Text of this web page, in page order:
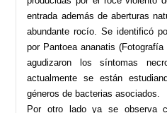
entrada además de aberturas
abundante rocío. Se identificó
por Pantoea ananatis
agudizaron los síntomas
actualmente se están
géneros de bacterias asociados.
Por otro lado ya se observa